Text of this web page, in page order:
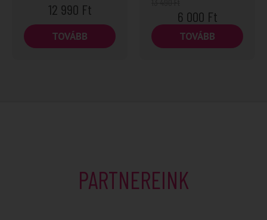
12 990 Ft
TOVÁBB
6 000 Ft
TOVÁBB
PARTNEREINK